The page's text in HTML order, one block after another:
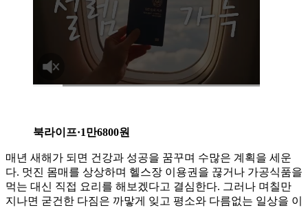
북라이프·1만6800원
매년 새해가 되면 건강과 성공을 꿈꾸며 수많은 계획을 세운
다. 멋진 몸매를 상상하며 헬스장 이용권을 끊거나 가공식품을
먹는 대신 직접 요리를 해보겠다고 결심한다. 그러나 며칠만
지나면 굳건한 다짐은 까맣게 잊고 평소와 다름없는 일상을 이